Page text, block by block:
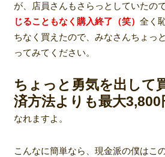
が、店員さんもさらっとしていたの
じることもなく購入終了（笑） 全く
ちなく買えたので、みなさんちょっ
ってみてください。
ちょっと勇気を出して
済方法よりも最大3,800
なれますよ。
こんなに簡単なら、現金派の僕はこ